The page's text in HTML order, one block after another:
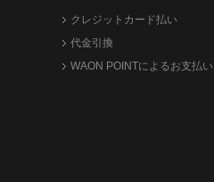
クレジットカード払い
代金引換
WAON POINTによるお支払い